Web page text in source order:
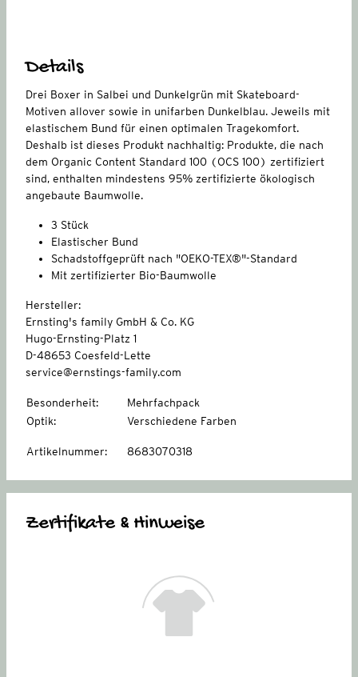
Details
Drei Boxer in Salbei und Dunkelgrün mit Skateboard-
Motiven allover sowie in unifarben Dunkelblau. Jeweils mit
elastischem Bund für einen optimalen Tragekomfort.
Deshalb ist dieses Produkt nachhaltig: Produkte, die nach
dem Organic Content Standard 100 (OCS 100) zertifiziert
sind, enthalten mindestens 95% zertifizierte ökologisch
angebaute Baumwolle.
3 Stück
Elastischer Bund
Schadstoffgeprüft nach "OEKO-TEX®"-Standard
Mit zertifizierter Bio-Baumwolle
Hersteller:
Ernsting's family GmbH & Co. KG
Hugo-Ernsting-Platz 1
D-48653 Coesfeld-Lette
service@ernstings-family.com
Besonderheit:
Mehrfachpack
Optik: Verschiedene Farben
Artikelnummer: 8683070318
Zertifikate & Hinweise